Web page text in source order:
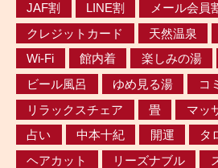
JAF割
LINE割 メール会員
クレジットカード
天然温泉
Wi-Fi
館内着 楽しみの湯
ビール風呂
ゆめ見る湯
コ
リラックスチェア
畳
マッ
占い
中本十紀 開運 タ
ヘアカット
リーズナブル